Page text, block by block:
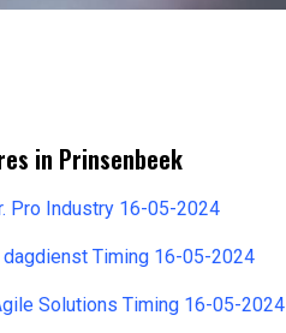
in Prinsenbeek
Pro Industry 16-05-2024
Timing 16-05-2024
Solutions Timing 16-05-2024